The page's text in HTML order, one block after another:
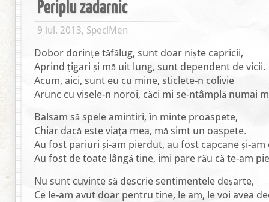
Periplu zadarnic
9 iul. 2013, SpeciMen
Dobor dorințe tăfălug, sunt doar niște capricii,
Aprind țigari și mă uit lung, sunt dependent de vicii.
Acum, aici, sunt eu cu mine, sticlete-n colivie
Arunc cu visele-n noroi, căci mi se-ntâmplă numai
Balsam să spele amintiri, în minte proaspete,
Chiar dacă este viața mea, mă simt un oaspete.
Au fost pariuri și-am pierdut, au fost capcane și-am
Au fost de toate lângă tine, imi pare rău că te-am
Nu sunt cuvinte să descrie sentimentele deșarte,
Ce le-am avut doar pentru tine, le am, le voi avea